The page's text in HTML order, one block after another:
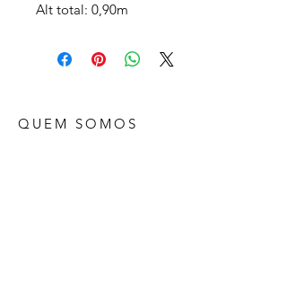
Alt total: 0,90m
QUEM SOMOS